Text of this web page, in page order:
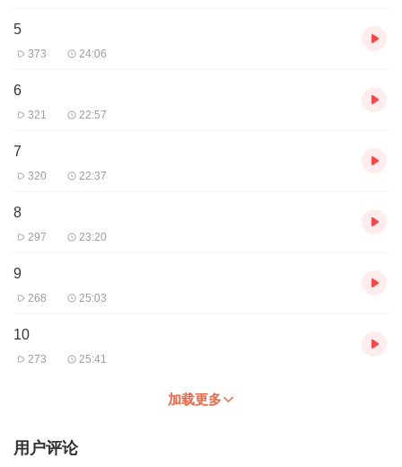
5
373 24:06
6
321 22:57
7
320 22:37
8
297 23:20
9
268 25:03
10
273 25:41
加载更多
用户评论